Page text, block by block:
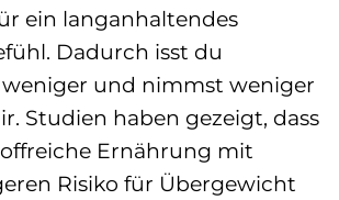
ein langanhaltendes
Dadurch isst du
und nimmst weniger
Studien haben gezeigt, dass
Ernährung mit
Risiko für Übergewicht